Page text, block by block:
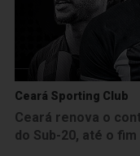
Ceará Sporting Club
Ceará renova o
do Sub-20, até o fim